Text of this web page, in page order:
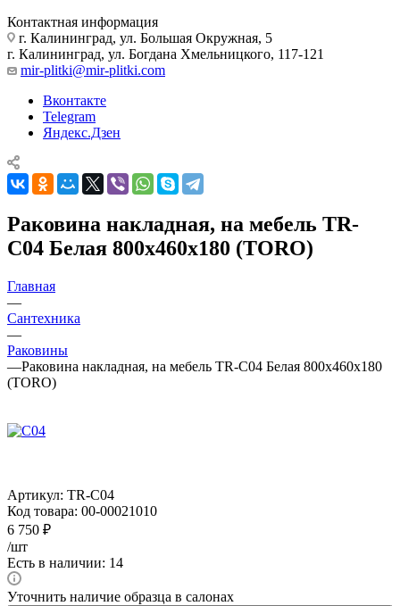
Контактная информация
г. Калининград, ул. Большая Окружная, 5
г. Калининград, ул. Богдана Хмельницкого, 117-121
mir-plitki@mir-plitki.com
Вконтакте
Telegram
Яндекс.Дзен
Раковина накладная, на мебель TR-
C04 Белая 800x460x180 (TORO)
Главная
—
Сантехника
—
Раковины
—Раковина накладная, на мебель TR-C04 Белая 800x460x180
(TORO)
Артикул: TR-C04
Код товара: 00-00021010
6 750 ₽
/шт
Есть в наличии: 14
Уточнить наличие образца в салонах